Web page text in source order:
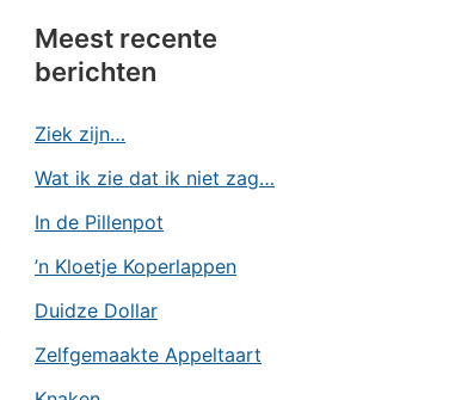
Meest recente
berichten
Ziek zijn…
Wat ik zie dat ik niet zag…
In de Pillenpot
’n Kloetje Koperlappen
Duidze Dollar
Zelfgemaakte Appeltaart